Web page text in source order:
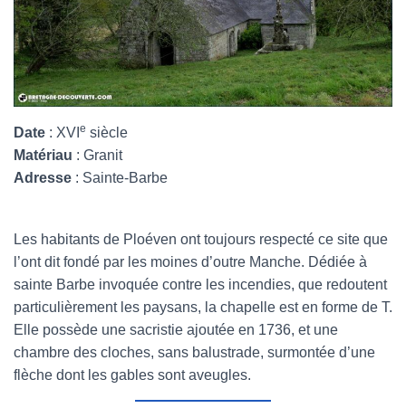
Date : XVI e siècle
Matériau : Granit
Adresse : Sainte-Barbe
Les habitants de Ploéven ont toujours respecté ce site que
l’ont dit fondé par les moines d’outre Manche. Dédiée à
sainte Barbe invoquée contre les incendies, que redoutent
particulièrement les paysans, la chapelle est en forme de T.
Elle possède une sacristie ajoutée en 1736, et une
chambre des cloches, sans balustrade, surmontée d’une
flèche dont les gables sont aveugles.